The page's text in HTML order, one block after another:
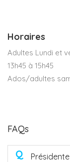
Horaires
Adultes Lundi et
13h45 à 15h45
Ados/adultes
FAQs
Q Présidente